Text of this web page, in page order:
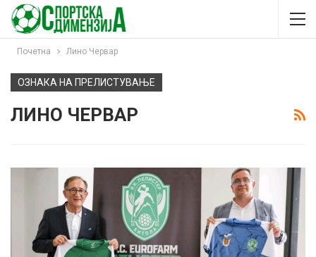
Почетна Лино Червар
ОЗНАКА НА ПРЕЛИСТУВАЊЕ
ЛИНО ЧЕРВАР